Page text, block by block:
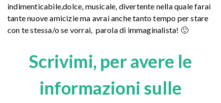
indimenticabile,dolce, musicale, divertente nella quale farai
tante nuove amicizie ma avrai anche tanto tempo per stare
con te stessa/o se vorrai, parola di immaginalista! 🙂
Scrivimi, per avere le
informazioni sulle